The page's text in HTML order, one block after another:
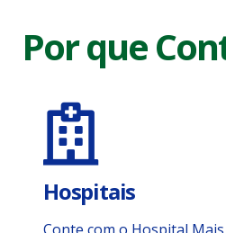
Por que
Hospitais